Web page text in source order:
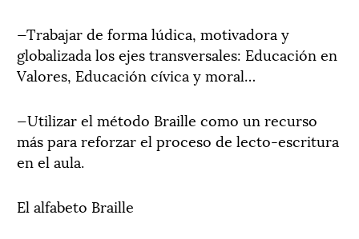
—Trabajar de forma lúdica, motivadora y
globalizada los ejes transversales: Educación en
Valores, Educación cívica y moral…
—Utilizar el método Braille como un recurso
más para reforzar el proceso de lecto-escritura
en el aula.
El alfabeto Braille